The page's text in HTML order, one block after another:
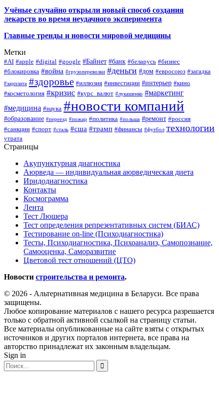
Учёные случайно открыли новый способ создания
лекарств во время неудачного эксперимента
Главные тренды и новости мировой медицины
Метки
#AI #apple #digital #google #Байнет #банк #беларусь #бизнес
#блокировка #война #грузоперевозки #деньги #дом #евросоюз #загадка
#зарплата #здоровье #иллюзия #инвестиции #интерьер #кино
#косметология #кризис #курс_валют #лукашенко #маркетинг
#медицина #наука #новости компаний
#образование #переезд #пожар #политика #польша #ремонт #россия
#санкции #спорт #сталь #сша #трамп #финансы #футбол технологии
утрата
Страницы
Акупунктурная диагностика
Аюрведа — индивидуальная аюрведическая диета
Иридодиагностика
Контакты
Космограмма
Лента
Тест Люшера
Тест определения репрезентативных систем (БИАС)
Тестирование on-line (Психодиагностика)
Тесты, Психодиагностика, Психоанализ, Самопознание,
Самооценка, Саморазвитие
Цветовой тест отношений (ЦТО)
Новости строительства и ремонта.
© 2026 - Альтернативная медицина в Беларуси. Все права
защищены.
Любое копирование материалов с нашего ресурса разрешается
только с обратной активной ссылкой на страницу статьи.
Все материалы опубликованные на сайте взяты с открытых
источников и других порталов интернета, все права на
авторство принадлежат их законным владельцам.
Sign in